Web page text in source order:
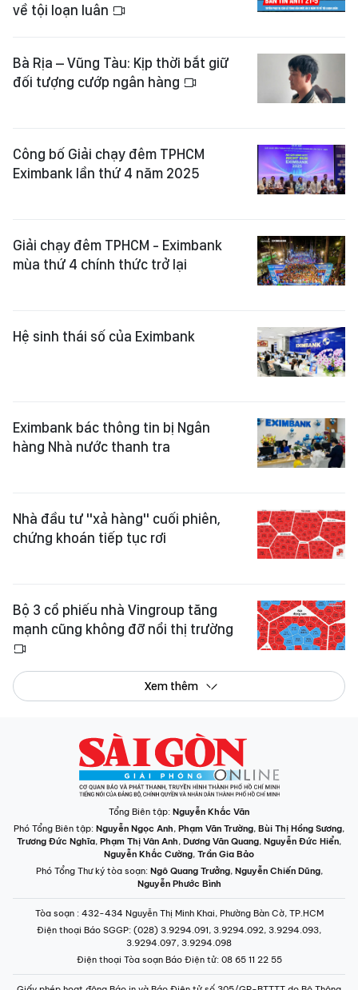
về tội loạn luân
Bà Rịa – Vũng Tàu: Kịp thời bắt giữ
đối tượng cướp ngân hàng
Công bố Giải chạy đêm TPHCM
Eximbank lần thứ 4 năm 2025
Giải chạy đêm TPHCM - Eximbank
mùa thứ 4 chính thức trở lại
Hệ sinh thái số của Eximbank
Eximbank bác thông tin bị Ngân
hàng Nhà nước thanh tra
Nhà đầu tư "xả hàng" cuối phiên,
chứng khoán tiếp tục rơi
Bộ 3 cổ phiếu nhà Vingroup tăng
mạnh cũng không đỡ nổi thị trường
Xem thêm
Tổng Biên tập: Nguyễn Khắc Văn
Phó Tổng Biên tập: Nguyễn Ngọc Anh, Phạm Văn Trường, Bùi Thị Hồng Sương,
Trương Đức Nghĩa, Phạm Thị Vân Anh, Dương Văn Quang, Nguyễn Đức Hiển,
Nguyễn Khắc Cường, Trần Gia Bảo
Phó Tổng Thư ký tòa soạn: Ngô Quang Trưởng, Nguyễn Chiến Dũng,
Nguyễn Phước Bình
Tòa soạn : 432-434 Nguyễn Thị Minh Khai, Phường Bàn Cờ, TP.HCM
Điện thoại Báo SGGP: (028) 3.9294.091, 3.9294.092, 3.9294.093,
3.9294.097, 3.9294.098
Điện thoại Tòa soạn Báo Điện tử: 08 65 11 22 55